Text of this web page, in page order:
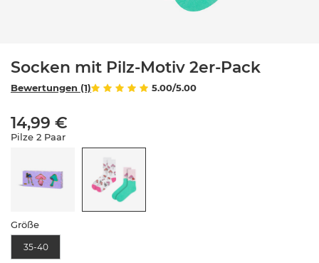
Socken mit Pilz-Motiv 2er-Pack
5.00/5.00
Bewertungen (1)
14,99 €
Pilze 2 Paar
Größe
35-40